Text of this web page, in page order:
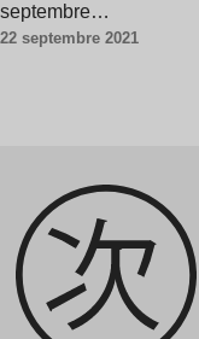
septembre…
22 septembre 2021